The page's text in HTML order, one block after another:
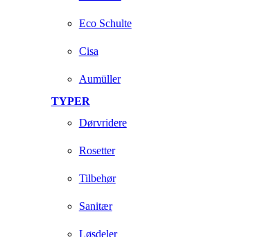
Eco Schulte
Cisa
Aumüller
TYPER
Dørvridere
Rosetter
Tilbehør
Sanitær
Løsdeler